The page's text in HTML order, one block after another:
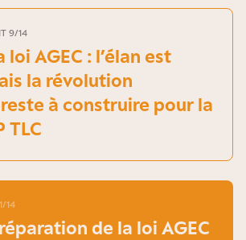
9/14
loi AGEC : l’élan est
la révolution
à construire pour la
TLC
14
de la loi AGEC